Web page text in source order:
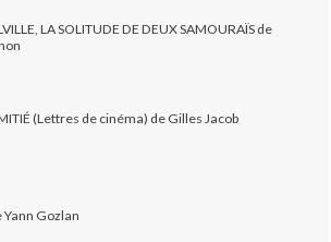
LA SOLITUDE DE DEUX SAMOURAÏS de
(Lettres de cinéma) de Gilles Jacob
Yann Gozlan